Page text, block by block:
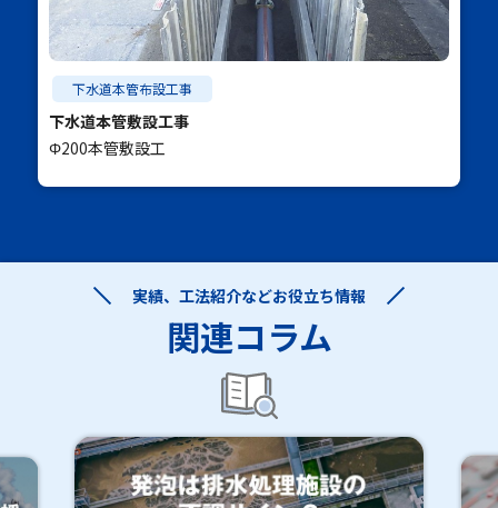
下水道本管布設工事
下水道本管敷設工事
Φ200本管敷設工
実績、工法紹介などお役立ち情報
関連コラム